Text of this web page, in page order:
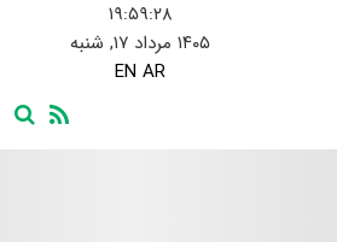
۱۹:۵۹:۲۹
۱۴۰۵ مرداد ۱۷, شنبه
EN AR